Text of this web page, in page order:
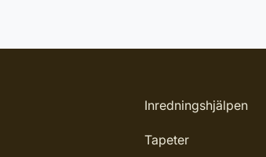
1-2 strykningarInredningshjälpen
Tapeter